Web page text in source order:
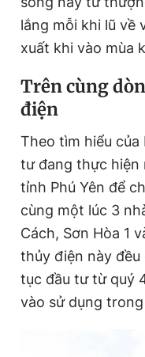
Đọc Thanh Niên
Theo dõi báo trên
Hotline
0906 645 777
Đặt báo Quảng cáo
Tổng biên tập: Nguyễn
Phó tổng biên tập
Phó tổng biên tập: Lâm
Phó tổng biên tập: Trần
Tổng thư ký tòa soạn:
lắng mỗi khi lũ về
xuất khi vào mùa
Trên cùng
điện
Theo tìm hiểu của
tư đang thực hiện
tỉnh Phú Yên để
cùng một lúc 3
Cách, Sơn Hòa 1
thủy điện này
tục đầu tư từ quý
vào sử dụng trong